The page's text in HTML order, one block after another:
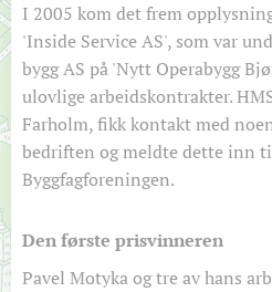
I 2005 kom det frem
'Inside Service AS', som var
bygg AS på 'Nytt Operabygg
ulovlige arbeidskontrakter.
Farholm, fikk kontakt med
bedriften og meldte dette inn
Byggfagforeningen.
Den første prisvinneren
Pavel Motyka og tre av hans